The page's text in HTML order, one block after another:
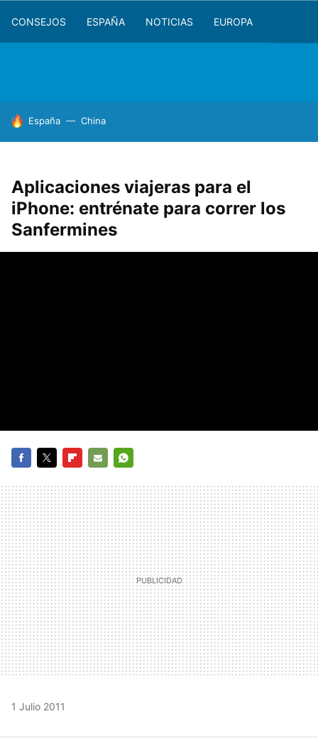
CONSEJOS ESPAÑA NOTICIAS EUROPA
HOY SE HABLA DE
España China
Aplicaciones viajeras para el
iPhone: entrénate para correr los
Sanfermines
MAIL
1 Julio 2011